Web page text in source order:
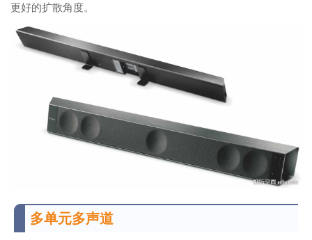
更好的扩散角度。
多单元多声道